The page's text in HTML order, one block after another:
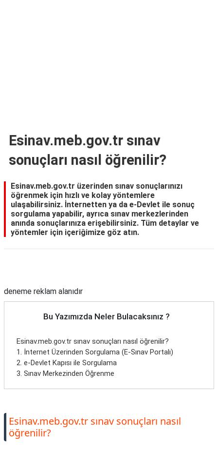
Esinav.meb.gov.tr sınav
sonuçları nasıl öğrenilir?
Esinav.meb.gov.tr üzerinden sınav sonuçlarınızı
öğrenmek için hızlı ve kolay yöntemlere
ulaşabilirsiniz. İnternetten ya da e-Devlet ile sonuç
sorgulama yapabilir, ayrıca sınav merkezlerinden
anında sonuçlarınıza erişebilirsiniz. Tüm detaylar ve
yöntemler için içeriğimize göz atın.
deneme reklam alanıdır
Bu Yazımızda Neler Bulacaksınız ?
Esinav.meb.gov.tr sınav sonuçları nasıl öğrenilir?
1. İnternet Üzerinden Sorgulama (E-Sınav Portalı)
2. e-Devlet Kapısı ile Sorgulama
3. Sınav Merkezinden Öğrenme
Esinav.meb.gov.tr sınav sonuçları nasıl
öğrenilir?